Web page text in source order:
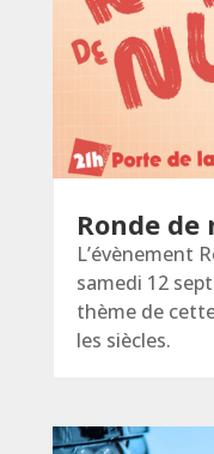
Ronde de
L’évènement
samedi 12
thème de
les siècles.